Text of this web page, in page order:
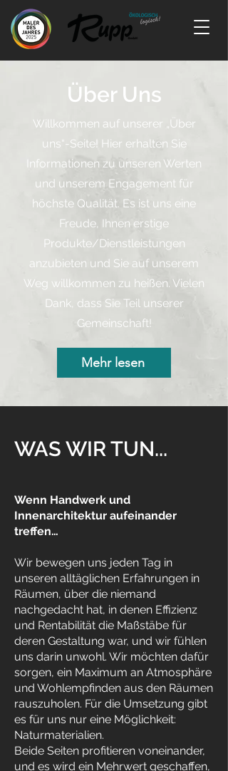
Über Uns
Willkommen auf unserer „Über
uns“-Seite! Hier erhalten Sie
Informationen zu unseren Werten
und unserem Engagement für
höchste Qualität. Es ist uns eine
Freude, Ihnen erstige
Produkte/Dienstleistungen
anzubieten und Sie auf unserem
Weg willkommen zu heißen. Vielen
Dank, dass Sie Teil unserer
Gemeinschaft!
Mehr lesen
WAS WIR TUN...
Wenn Handwerk und
Innenarchitektur aufeinander
treffen…
Wir bewegen uns jeden Tag in
unseren alltäglichen Erfahrungen in
Räumen, über die niemand
nachgedacht hat, in denen Effizienz
und Rentabilität die Maßstäbe für
deren Gestaltung war, und wir fühlen
uns darin unwohl. Wir möchten dafür
sorgen, ein Maximum an Atmosphäre
und Wohlempfinden aus den Räumen
rauszuholen. Für die Umsetzung gibt
es für uns nur eine Möglichkeit:
Naturmaterialien.
Beide Seiten profitieren voneinander,
und es wird ein Mehrwert geschaffen,